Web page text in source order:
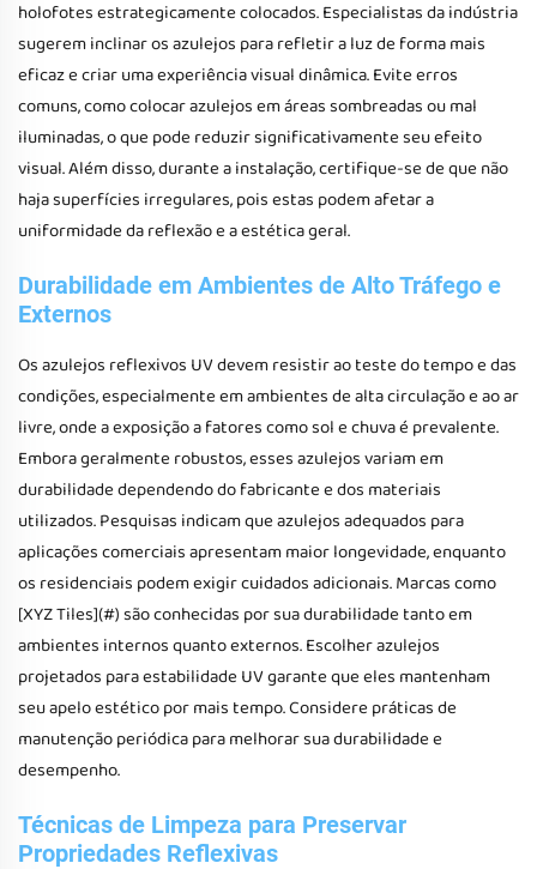
holofotes estrategicamente colocados. Especialistas da indústria
sugerem inclinar os azulejos para refletir a luz de forma mais
eficaz e criar uma experiência visual dinâmica. Evite erros
comuns, como colocar azulejos em áreas sombreadas ou mal
iluminadas, o que pode reduzir significativamente seu efeito
visual. Além disso, durante a instalação, certifique-se de que não
haja superfícies irregulares, pois estas podem afetar a
uniformidade da reflexão e a estética geral.
Durabilidade em Ambientes de Alto Tráfego e
Externos
Os azulejos reflexivos UV devem resistir ao teste do tempo e das
condições, especialmente em ambientes de alta circulação e ao ar
livre, onde a exposição a fatores como sol e chuva é prevalente.
Embora geralmente robustos, esses azulejos variam em
durabilidade dependendo do fabricante e dos materiais
utilizados. Pesquisas indicam que azulejos adequados para
aplicações comerciais apresentam maior longevidade, enquanto
os residenciais podem exigir cuidados adicionais. Marcas como
[XYZ Tiles](#) são conhecidas por sua durabilidade tanto em
ambientes internos quanto externos. Escolher azulejos
projetados para estabilidade UV garante que eles mantenham
seu apelo estético por mais tempo. Considere práticas de
manutenção periódica para melhorar sua durabilidade e
desempenho.
Técnicas de Limpeza para Preservar
Propriedades Reflexivas